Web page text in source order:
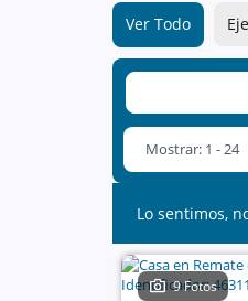
Ver Todo
Mostrar: 1 - 24
Lo sentimos,
9 Fotos